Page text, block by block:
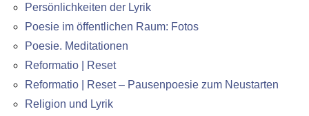
Persönlichkeiten der Lyrik
Poesie im öffentlichen Raum: Fotos
Poesie. Meditationen
Reformatio | Reset
Reformatio | Reset – Pausenpoesie zum Neustarten
Religion und Lyrik